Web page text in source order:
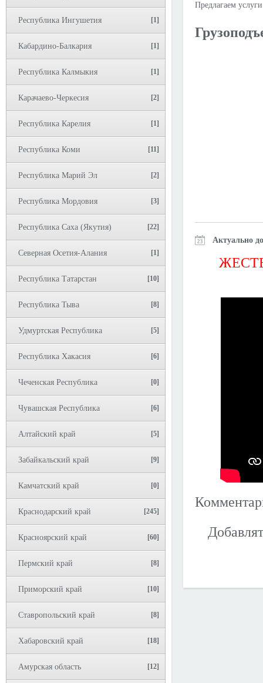
Республика Ингушетия [1]
Кабардино-Балкария [1]
Республика Калмыкия [1]
Карачаево-Черкесия [2]
Республика Карелия [1]
Республика Коми [11]
Республика Марий Эл [2]
Республика Мордовия [3]
Республика Саха (Якутия) [22]
Северная Осетия-Алания [1]
Республика Татарстан [10]
Республика Тыва [8]
Удмуртская Республика [5]
Республика Хакасия [6]
Чеченская Республика [0]
Чувашская Республика [6]
Алтайский край [5]
Забайкальский край [9]
Камчатский край [0]
Краснодарский край [245]
Красноярский край [60]
Пермский край [8]
Приморский край [10]
Ставропольский край [8]
Хабаровский край [18]
Амурская область [12]
Предлагаем
Актуально